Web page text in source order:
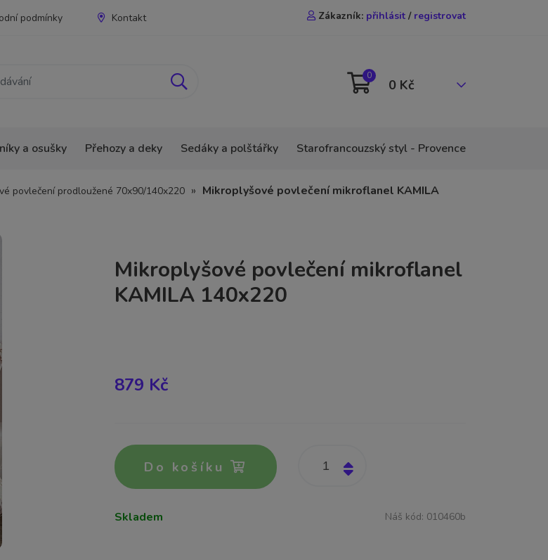
podmínky Kontakt Zákazník: přihlásit / registrovat
0
0 Kč
a osušky Přehozy a deky Sedáky a polštářky Starofrancouzský styl - Provence
povlečení prodloužené 70x90/140x220 » Mikroplyšové povlečení mikroflanel KAMILA
Mikroplyšové povlečení mikroflanel
KAMILA 140x220
879 Kč
Do košíku
Skladem Náš kód: 010460b